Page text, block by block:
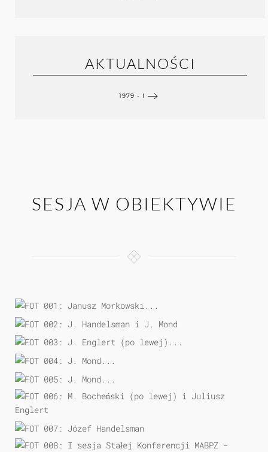
AKTUALNOŚCI
1979 - I
SESJA W OBIEKTYWIE